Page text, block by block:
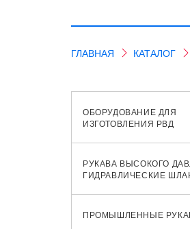
ГЛАВНАЯ КАТАЛОГ
ОБОРУДОВАНИЕ ДЛЯ
ИЗГОТОВЛЕНИЯ РВД
РУКАВА ВЫСОКОГО
ГИДРАВЛИЧЕСКИЕ
ПРОМЫШЛЕННЫЕ